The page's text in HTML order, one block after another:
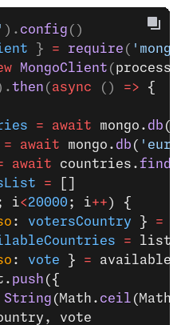
). config ()
} = require (
MongoClient ( process
then ( async () => {
= await mongo. db (
= await mongo. db (
await countries.find
=
i<20000 ; i++ ) {
: votersCountry } =
= list.
: vote } =
push ({
String (Math. ceil (Math.
vote